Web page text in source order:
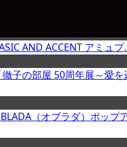
AND ACCENT アミュプ
子の部屋 50周年展～愛を
（オブラダ）ポップ